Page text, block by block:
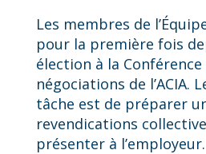
Les membres de
pour la première fois
élection à la
négociations de l’ACIA.
tâche est de préparer
revendications
présenter à l’employeur.